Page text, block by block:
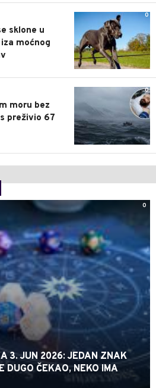
0
sklone u
moćnog
0
moru bez
preživio 67
0
3. JUN 2026: JEDAN ZNAK
DUGO ČEKAO, NEKO IMA